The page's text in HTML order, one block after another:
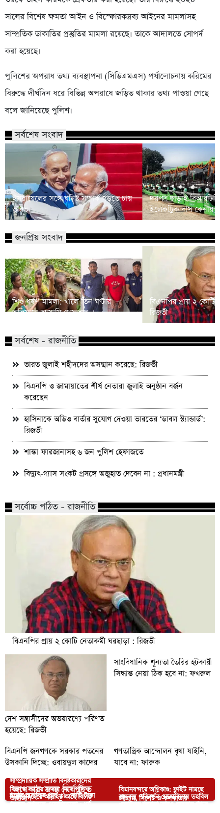
সালের বিশেষ ক্ষমতা আইন ও বিস্ফোরকদ্রব্য আইনের মামলাসহ
সাম্প্রতিক ডাকাতির প্রস্তুতির মামলা রয়েছে। তাকে আদালতে সোপর্দ
করা হয়েছে।
পুলিশের অপরাধ তথ্য ব্যবস্থাপনা (সিডিএমএস) পর্যালোচনায় করিমের
বিরুদ্ধে দীর্ঘদিন ধরে বিভিন্ন অপরাধে জড়িত থাকার তথ্য পাওয়া গেছে
বলে জানিয়েছে পুলিশ।
সর্বশেষ সংবাদ
ইসরায়েলের সঙ্গে ঘনিষ্ট সম্পর্ক গড়তে চায়
ভারত
দরপত্র ছাড়াই
ইলেকট্রিক বাস
জনপ্রিয় সংবাদ
শিশু ধর্ষণ মামলা: খালে তিন ঘণ্টার
অভিযানে আসামি গ্রেফতার
বিএনপির প্রায় ২ কোটি
রিজভী
সর্বশেষ - রাজনীতি
ভারত জুলাই শহীদদের অসম্মান করেছে: রিজভী
বিএনপি ও জামায়াতের শীর্ষ নেতারা জুলাই অনুষ্ঠান বর্জন
করেছেন
হাসিনাকে অডিও বার্তার সুযোগ দেওয়া ভারতের ‘ডাবল স্ট্যান্ডার্ড’:
রিজভী
শান্তা ফারজানাসহ ৬ জন পুলিশ হেফাজতে
বিদ্যুৎ-গ্যাস সংকট প্রসঙ্গে অজুহাত দেবেন না : প্রধানমন্ত্রী
সর্বোচ্চ পঠিত - রাজনীতি
বিএনপির প্রায় ২ কোটি নেতাকর্মী ঘরছাড়া : রিজভী
দেশ সন্ত্রাসীদের অভয়ারণ্যে পরিণত
হয়েছে: রিজভী
সাংবিধানিক শূন্যতা তৈরির হটকারী
সিদ্ধান্ত নেয়া ঠিক হবে না: ফখরুল
বিএনপি জনগণকে সরকার পতনের
উসকানি দিচ্ছে: ওবায়দুল কাদের
গণতান্ত্রিক আন্দোলন বৃথা যাইনি,
যাবে না: ফারুক
আপনার জন্য নির্বাচিত
সাম্প্রদায়িক সম্প্রীতি বিনষ্টকারীদের
বিরুদ্ধে কঠোর ব্যবস্থা নেবে পুলিশ:
আইজিপি
বিমানবন্দরে অগ্নিকাণ্ড: ফ্লাইট নামছে
চট্টগ্রাম, সিলেট ও কলকাতায়
নির্বাচনে হেরে আল্লাহর কাছে বিচার
জলবায়ু পরিবর্তন মোকাবিলায় তহবিল
হজের অব্যয়িত প্রায় ৩৮ কোটি টাকা
ফেরত পেয়েছে এজেন্সিগুলো : ধর্ম
এআইসহ অজানা আরও চ্যালেঞ্জ আছে